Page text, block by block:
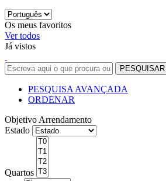
Os meus favoritos
Ver todos
Já vistos
PESQUISA AVANÇADA
ORDENAR
Objetivo Arrendamento
Estado
Quartos